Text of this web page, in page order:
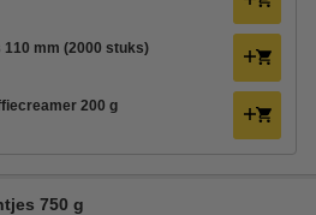
mm (2000 stuks)
200 g
750 g